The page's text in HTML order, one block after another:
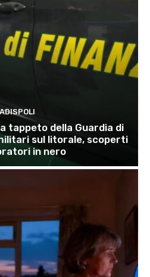
tappeto della Guardia di
sul litorale, scoperti
in nero